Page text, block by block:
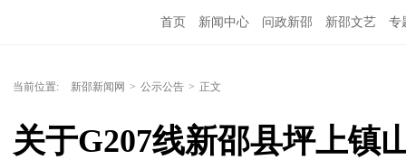
首页 新闻中心 问政新邵 新邵文艺 专
当前位置: 新邵新闻网 > 公示公告 > 正文
关于G207线新邵县坪上镇